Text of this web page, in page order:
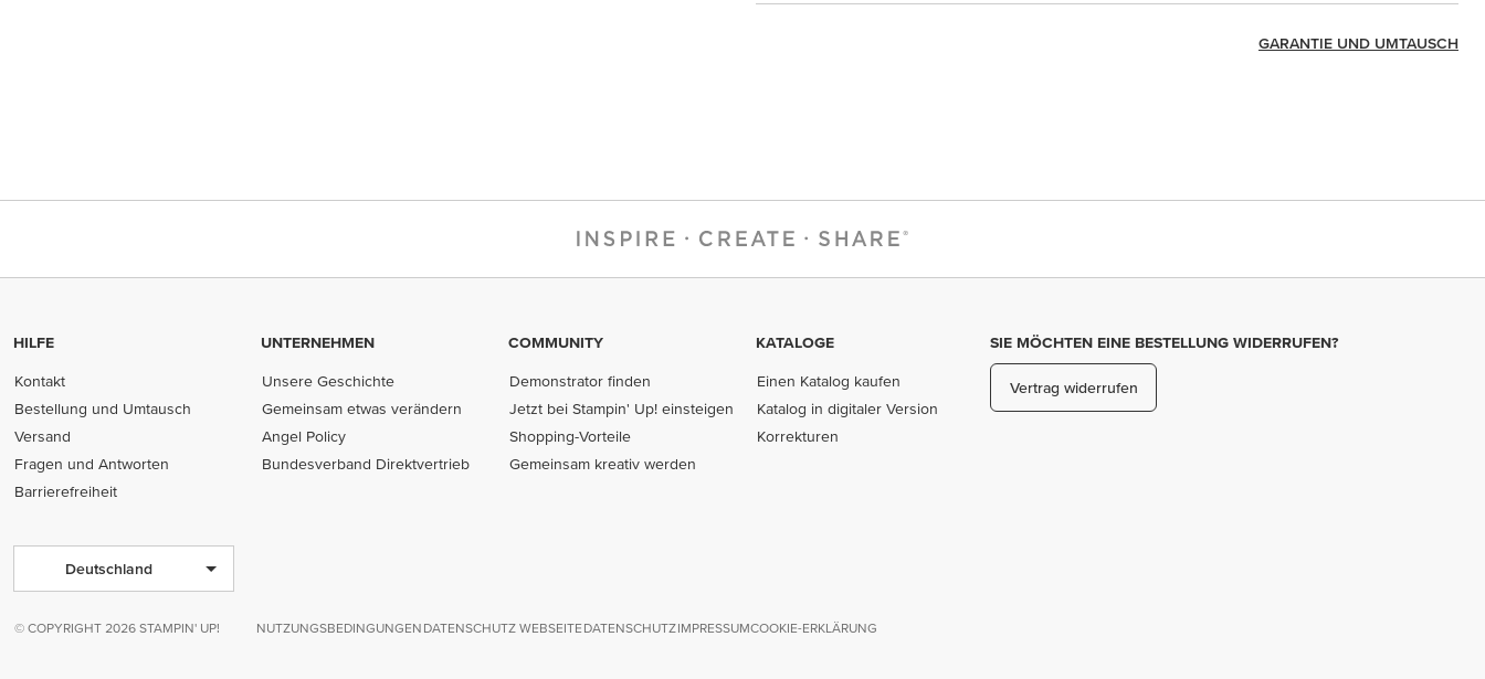
GARANTIE UND UMTAUSCH
HILFE
Kontakt
Bestellung und Umtausch
Versand
Fragen und Antworten
Barrierefreiheit
UNTERNEHMEN
Unsere Geschichte
Gemeinsam etwas verändern
Angel Policy
Bundesverband Direktvertrieb
COMMUNITY
Demonstrator finden
Jetzt bei Stampin' Up! einsteigen
Shopping-Vorteile
Gemeinsam kreativ werden
KATALOGE
Einen Katalog kaufen
Katalog in digitaler Version
Korrekturen
SIE MÖCHTEN EINE BESTELLUNG WIDERRUFEN?
Vertrag widerrufen
Deutschland
© COPYRIGHT 2026 STAMPIN' UP! NUTZUNGSBEDINGUNGEN DATENSCHUTZ WEBSEITE DATENSCHUTZIMPRESSUMCOOKIE-ERKLÄRUNG